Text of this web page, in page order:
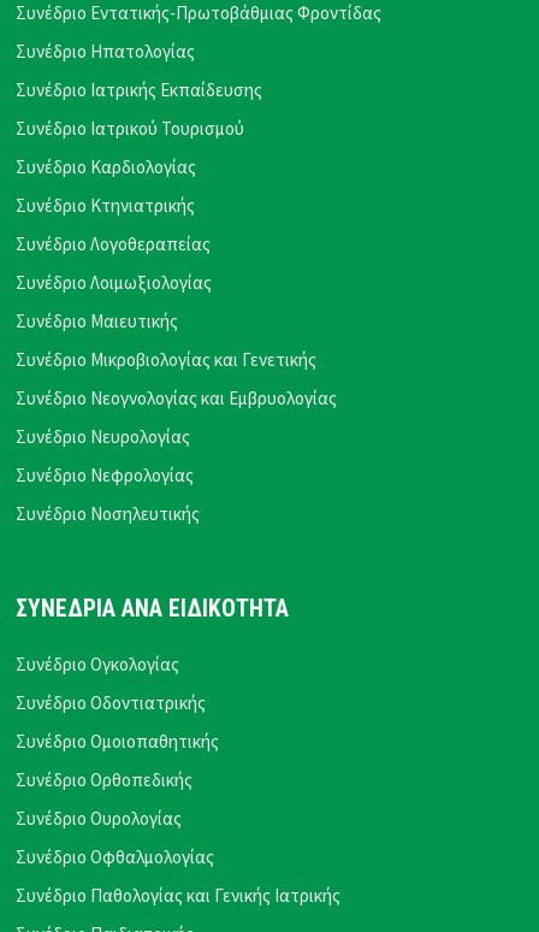
Συνέδριο Εντατικής-Πρωτοβάθμιας Φροντίδας
Συνέδριο Ηπατολογίας
Συνέδριο Ιατρικής Εκπαίδευσης
Συνέδριο Ιατρικού Τουρισμού
Συνέδριο Καρδιολογίας
Συνέδριο Κτηνιατρικής
Συνέδριο Λογοθεραπείας
Συνέδριο Λοιμωξιολογίας
Συνέδριο Μαιευτικής
Συνέδριο Μικροβιολογίας και Γενετικής
Συνέδριο Νεογνολογίας και Εμβρυολογίας
Συνέδριο Νευρολογίας
Συνέδριο Νεφρολογίας
Συνέδριο Νοσηλευτικής
ΣΥΝΕΔΡΙΑ ΑΝΑ ΕΙΔΙΚΟΤΗΤΑ
Συνέδριο Ογκολογίας
Συνέδριο Οδοντιατρικής
Συνέδριο Ομοιοπαθητικής
Συνέδριο Ορθοπεδικής
Συνέδριο Ουρολογίας
Συνέδριο Οφθαλμολογίας
Συνέδριο Παθολογίας και Γενικής Ιατρικής